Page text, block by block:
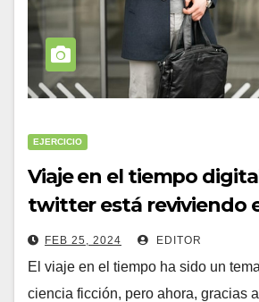
EJERCICIO
Viaje en el tiempo
twitter está reviviendo
históricos
FEB 25, 2024 EDITOR
El viaje en el tiempo ha sido un
ciencia ficción, pero ahora, gracias